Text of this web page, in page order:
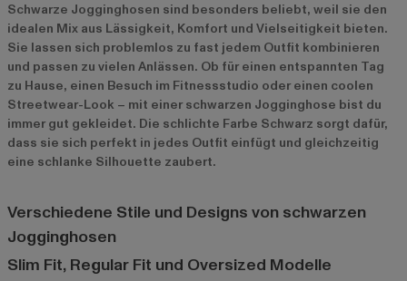
Schwarze Jogginghosen sind besonders beliebt, weil sie den
idealen Mix aus Lässigkeit, Komfort und Vielseitigkeit bieten.
Sie lassen sich problemlos zu fast jedem Outfit kombinieren
und passen zu vielen Anlässen. Ob für einen entspannten Tag
zu Hause, einen Besuch im Fitnessstudio oder einen coolen
Streetwear-Look – mit einer schwarzen Jogginghose bist du
immer gut gekleidet. Die schlichte Farbe Schwarz sorgt dafür,
dass sie sich perfekt in jedes Outfit einfügt und gleichzeitig
eine schlanke Silhouette zaubert.
Verschiedene Stile und Designs von schwarzen
Jogginghosen
Slim Fit, Regular Fit und Oversized Modelle